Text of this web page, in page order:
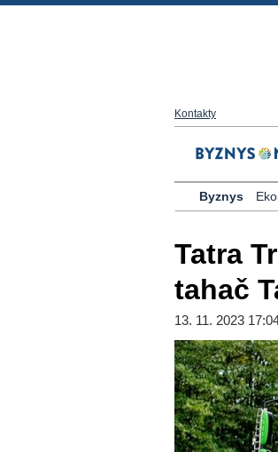
Kontakty
Byznys
Tatra
tahač
13. 11. 2023